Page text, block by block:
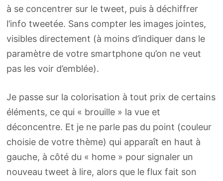
à se concentrer sur le tweet, puis à déchiffrer
l’info tweetée. Sans compter les images jointes,
visibles directement (à moins d’indiquer dans le
paramètre de votre smartphone qu’on ne veut
pas les voir d’emblée).
Je passe sur la colorisation à tout prix de certains
éléments, ce qui « brouille » la vue et
déconcentre. Et je ne parle pas du point (couleur
choisie de votre thème) qui apparaît en haut à
gauche, à côté du « home » pour signaler un
nouveau tweet à lire, alors que le flux fait son